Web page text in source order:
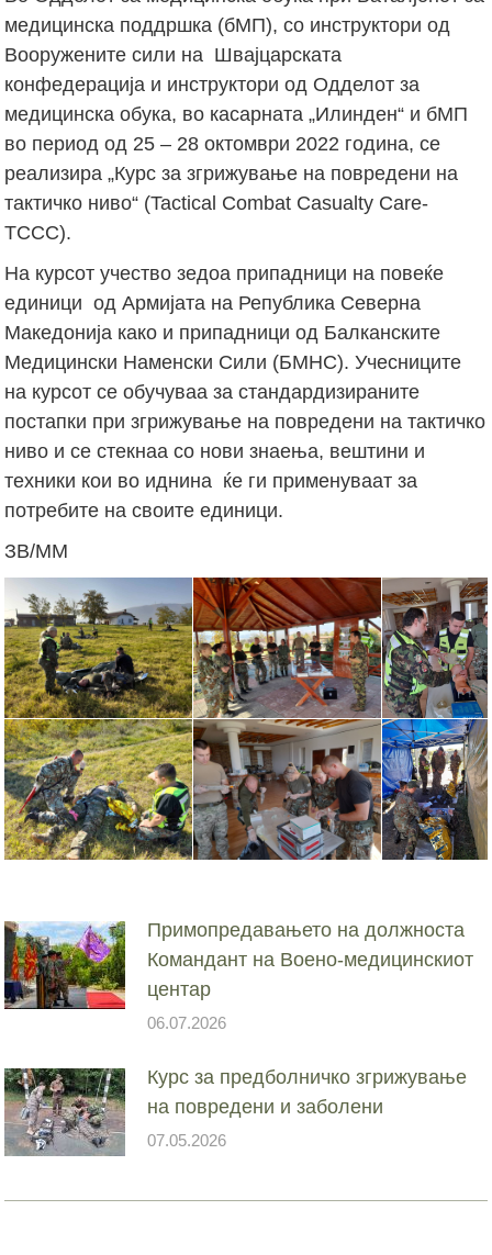
медицинска поддршка (бМП), со инструктори од
Вооружените сили на Швајцарската
конфедерација и инструктори од Одделот за
медицинска обука, во касарната „Илинден“ и бМП
во период од 25 – 28 октомври 2022 година, се
реализира „Курс за згрижување на повредени на
тактичко ниво“ (Tactical Combat Casualty Care-
TCCC).
На курсот учество зедоа припадници на повеќе
единици од Армијата на Република Северна
Македонија како и припадници од Балканските
Медицински Наменски Сили (БМНС). Учесниците
на курсот се обучуваа за стандардизираните
постапки при згрижување на повредени на тактичко
ниво и се стекнаа со нови знаења, вештини и
техники кои во иднина ќе ги применуваат за
потребите на своите единици.
ЗВ/ММ
Примопредавањето на должноста
Командант на Воено-медицинскиот
центар
06.07.2026
Курс за предболничко згрижување
на повредени и заболени
07.05.2026